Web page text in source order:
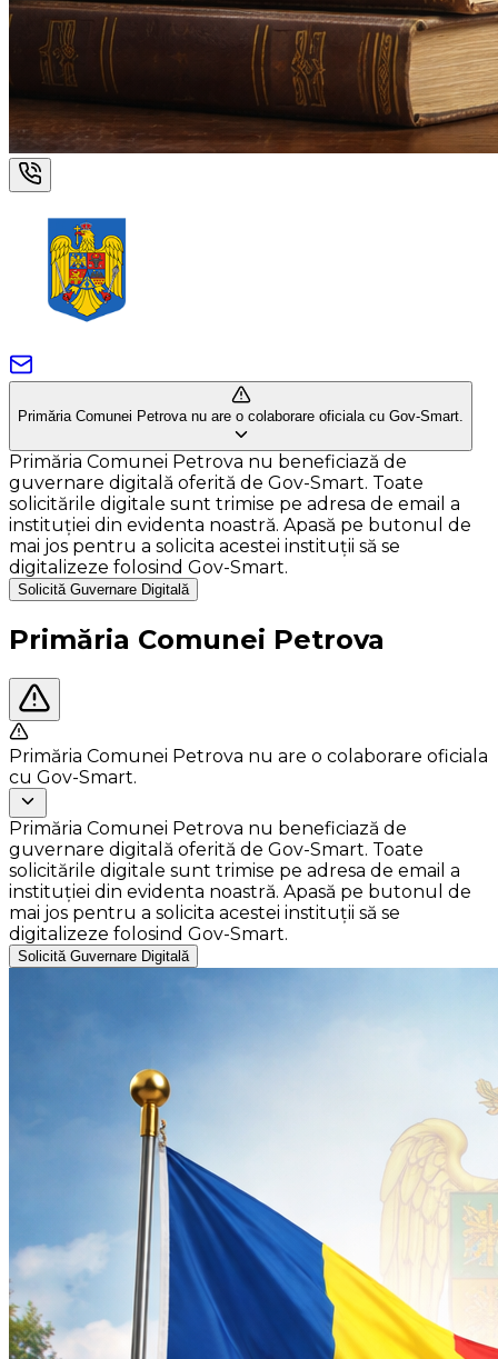
Primăria Comunei Petrova nu are o colaborare oficiala cu Gov-Smart.
Primăria Comunei Petrova nu beneficiază de
guvernare digitală oferită de Gov-Smart. Toate
solicitările digitale sunt trimise pe adresa de email a
instituției din evidenta noastră. Apasă pe butonul de
mai jos pentru a solicita acestei instituții să se
digitalizeze folosind Gov-Smart.
Solicită Guvernare Digitală
Primăria Comunei Petrova
Primăria Comunei Petrova nu are o colaborare oficiala
cu Gov-Smart.
Primăria Comunei Petrova nu beneficiază de
guvernare digitală oferită de Gov-Smart. Toate
solicitările digitale sunt trimise pe adresa de email a
instituției din evidenta noastră. Apasă pe butonul de
mai jos pentru a solicita acestei instituții să se
digitalizeze folosind Gov-Smart.
Solicită Guvernare Digitală